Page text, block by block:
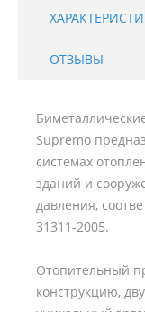
ОТЗЫВЫ
Supremo
системах
зданий и
давления,
31311-2005.
Отопительный
конструкцию,